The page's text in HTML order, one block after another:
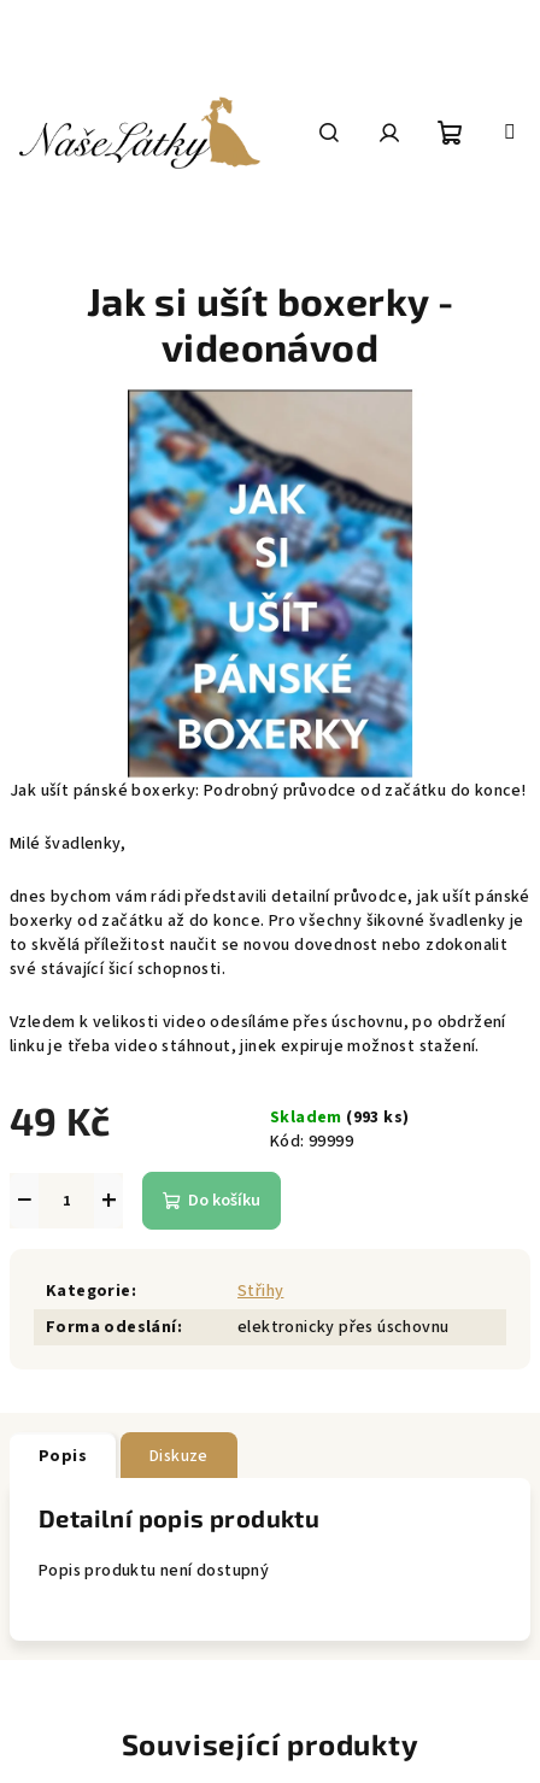
Jak ušít pánské boxerky: Podrobný průvodce od začátku do konce!
Milé švadlenky,
dnes bychom vám rádi představili detailní průvodce, jak ušít pánské
boxerky od začátku až do konce. Pro všechny šikovné švadlenky je
to skvělá příležitost naučit se novou dovednost nebo zdokonalit
své stávající šicí schopnosti.
Vzledem k velikosti video odesíláme přes úschovnu, po obdržení
linku je třeba video stáhnout, jinek expiruje možnost stažení.
49 Kč Skladem (993 ks)
Kód: 99999
+
− Do košíku
Kategorie:
Střihy
Forma odeslání: elektronicky přes úschovnu
Jak si ušít boxerky -
videonávod
Popis Diskuze
Detailní popis produktu
Popis produktu není dostupný
Související produkty